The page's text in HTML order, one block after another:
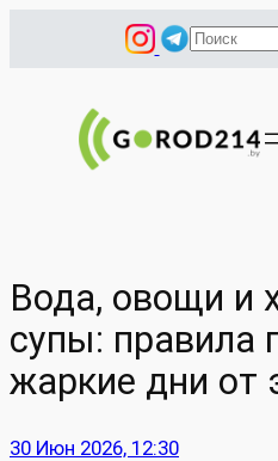
П
с
Вода, овощи и
супы: правила
жаркие дни от
30 Июн 2026, 12:30